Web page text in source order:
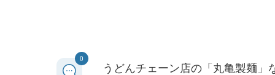
0
うどんチェーン店の「丸亀製麺」